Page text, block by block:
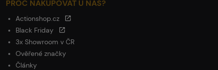
PROČ NAKUPOVAT U NÁS?
Actionshop.cz
Black Friday
3x Showroom v ČR
Ověřené značky
Články